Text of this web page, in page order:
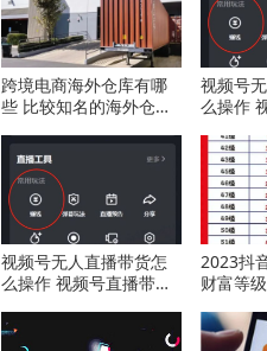
跨境电商海外仓库有哪
些 比较知名的海外仓库
视频号
么操作
视频号无人直播带货怎
么操作 视频号直播带货
2023抖
财富等